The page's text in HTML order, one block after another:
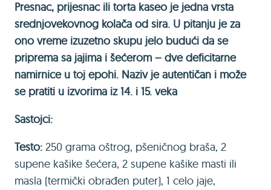
Presnac, prijesnac ili torta kaseo je jedna vrsta
srednjovekovnog kolača od sira. U pitanju je za
ono vreme izuzetno skupu jelo budući da se
priprema sa jajima i šećerom – dve deficitarne
namirnice u toj epohi. Naziv je autentičan i može
se pratiti u izvorima iz 14. i 15. veka
Sastojci:
Testo: 250 grama oštrog, pšeničnog braša, 2
supene kašike šećera, 2 supene kašike masti ili
masla (termički obrađen puter), 1 celo jaje,